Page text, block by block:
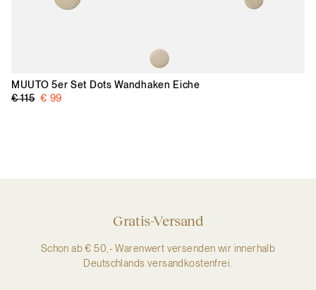
MUUTO 5er Set Dots Wandhaken Eiche
€ 115 € 99
Gratis-Versand
Schon ab € 50,- Warenwert versenden wir innerhalb
Deutschlands versandkostenfrei.